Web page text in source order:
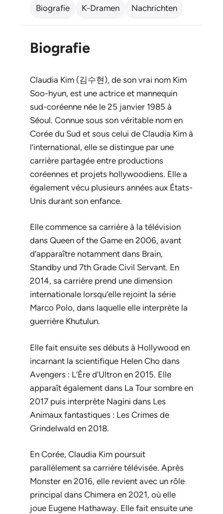
Biografie K-Dramen Nachrichten
Biografie
Claudia Kim (김수현), de son vrai nom Kim
Soo-hyun, est une actrice et mannequin
sud-coréenne née le 25 janvier 1985 à
Séoul. Connue sous son véritable nom en
Corée du Sud et sous celui de Claudia Kim à
l’international, elle se distingue par une
carrière partagée entre productions
coréennes et projets hollywoodiens. Elle a
également vécu plusieurs années aux États-
Unis durant son enfance.
Elle commence sa carrière à la télévision
dans Queen of the Game en 2006, avant
d’apparaître notamment dans Brain,
Standby und 7th Grade Civil Servant. En
2014, sa carrière prend une dimension
internationale lorsqu’elle rejoint la série
Marco Polo, dans laquelle elle interprète la
guerrière Khutulun.
Elle fait ensuite ses débuts à Hollywood en
incarnant la scientifique Helen Cho dans
Avengers : L’Ère d’Ultron en 2015. Elle
apparaît également dans La Tour sombre en
2017 puis interprète Nagini dans Les
Animaux fantastiques : Les Crimes de
Grindelwald en 2018.
En Corée, Claudia Kim poursuit
parallèlement sa carrière télévisée. Après
Monster en 2016, elle revient avec un rôle
principal dans Chimera en 2021, où elle
joue Eugene Hathaway. Elle fait ensuite une